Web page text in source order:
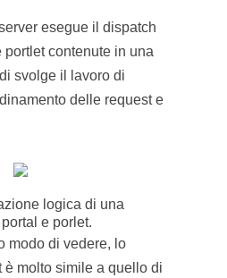
esegue il dispatch
contenute in una
svolge il lavoro di
delle request e
logica di una
e porlet.
modo di vedere, lo
molto simile a quello di